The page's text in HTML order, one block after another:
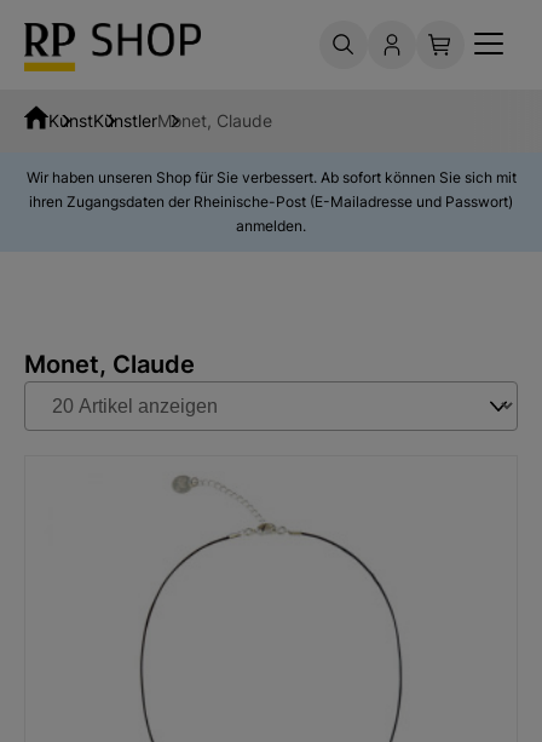
KunstKünstlerMonet, Claude
Wir haben unseren Shop für Sie verbessert. Ab sofort können Sie sich mit
ihren Zugangsdaten der Rheinische-Post (E-Mailadresse und Passwort)
anmelden.
Monet, Claude